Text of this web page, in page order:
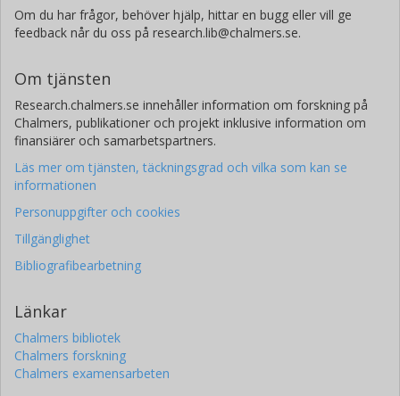
Om du har frågor, behöver hjälp, hittar en bugg eller vill ge
feedback når du oss på research.lib@chalmers.se.
Om tjänsten
Research.chalmers.se innehåller information om forskning på
Chalmers, publikationer och projekt inklusive information om
finansiärer och samarbetspartners.
Läs mer om tjänsten, täckningsgrad och vilka som kan se
informationen
Personuppgifter och cookies
Tillgänglighet
Bibliografibearbetning
Länkar
Chalmers bibliotek
Chalmers forskning
Chalmers examensarbeten